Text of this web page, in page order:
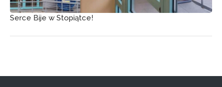
Serce Bije w Stopiątce!